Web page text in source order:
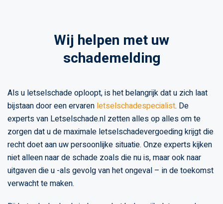
Wij helpen met uw
schademelding
Als u letselschade oploopt, is het belangrijk dat u zich laat
bijstaan door een ervaren letselschadespecialist. De
experts van Letselschade.nl zetten alles op alles om te
zorgen dat u de maximale letselschadevergoeding krijgt die
recht doet aan uw persoonlijke situatie. Onze experts kijken
niet alleen naar de schade zoals die nu is, maar ook naar
uitgaven die u -als gevolg van het ongeval – in de toekomst
verwacht te maken.